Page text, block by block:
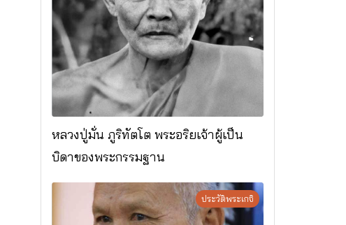
หลวงปู่มั่น ภูริทัตโต พระอริยเจ้าผู้เป็น
บิดาของพระกรรมฐาน
ประวัติพระเกจิ